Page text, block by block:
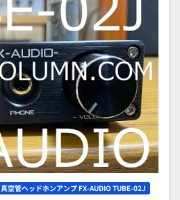
真空管ヘッドホンアンプ FX-AUDIO TUBE-02J